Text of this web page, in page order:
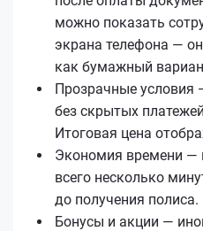
можно показать
экрана телефона —
как бумажный
Прозрачные условия
без скрытых
Итоговая цена
Экономия времени —
всего несколько
до получения полиса.
Бонусы и акции —